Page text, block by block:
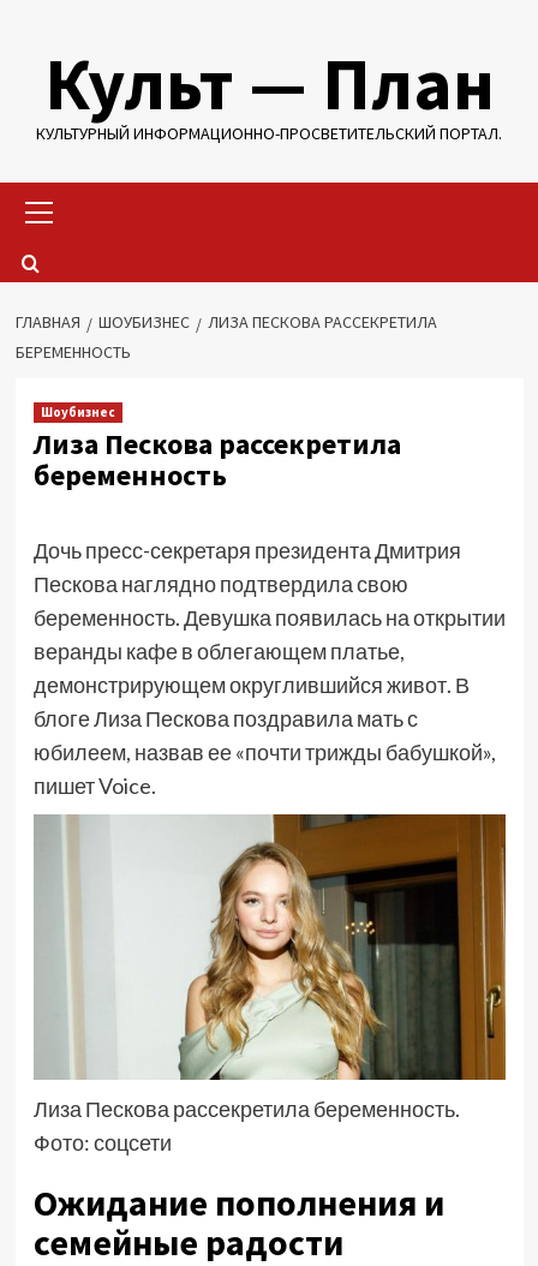
содержимому
Культ — План
КУЛЬТУРНЫЙ ИНФОРМАЦИОННО-ПРОСВЕТИТЕЛЬСКИЙ ПОРТАЛ.
меню
ГЛАВНАЯ ШОУБИЗНЕС
ЛИЗА ПЕСКОВА РАССЕКРЕТИЛА
БЕРЕМЕННОСТЬ
Шоубизнес
Лиза Пескова рассекретила
беременность
Дочь пресс-секретаря президента Дмитрия
Пескова наглядно подтвердила свою
беременность. Девушка появилась на открытии
веранды кафе в облегающем платье,
демонстрирующем округлившийся живот. В
блоге Лиза Пескова поздравила мать с
юбилеем, назвав ее «почти трижды бабушкой»,
пишет Voice.
Лиза Пескова рассекретила беременность.
Фото: соцсети
Ожидание пополнения и
семейные радости